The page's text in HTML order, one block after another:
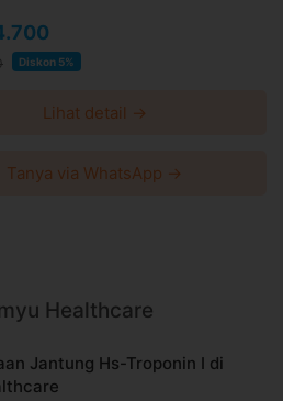
Diskon 5%
Lihat detail →
Tanya via WhatsApp →
Healthcare
Jantung Hs-Troponin I di